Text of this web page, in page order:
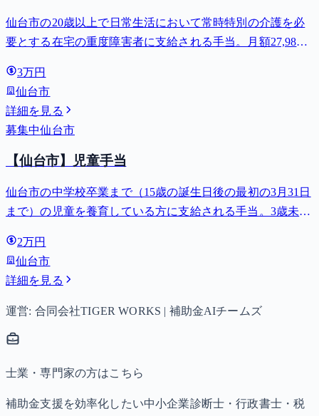
仙台市の20歳以上で日常生活において常時特別の介護を必
要とする在宅の重度障害者に支給される手当。月額27,980
3万円
仙台市
詳細を見る
募集中仙台市
【仙台市】児童手当
仙台市の中学校卒業まで（15歳の誕生日後の最初の3月31日
まで）の児童を養育している方に支給される手当。3歳未満
子以降は15,000円）、中学生は月額10,000円。
2万円
仙台市
詳細を見る
運営: 合同会社TIGER WORKS | 補助金AIチームズ
士業・専門家の方はこちら
補助金支援を効率化したい中小企業診断士・行政書士・税